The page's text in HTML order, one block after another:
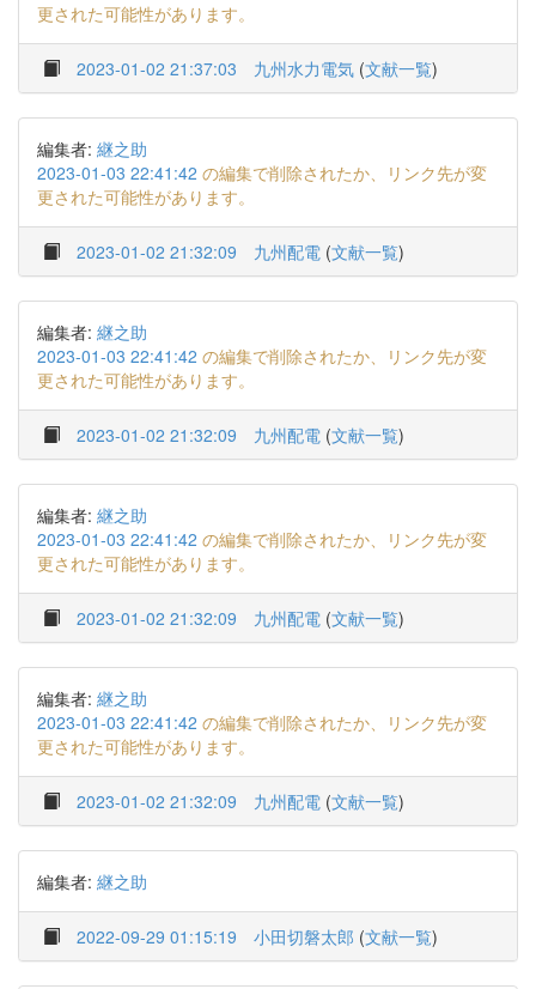
更された可能性があります。
2023-01-02 21:37:03 九州水力電気 (文献一覧)
編集者: 継之助
2023-01-03 22:41:42 の編集で削除されたか、リンク先が変
更された可能性があります。
2023-01-02 21:32:09 九州配電 (文献一覧)
編集者: 継之助
2023-01-03 22:41:42 の編集で削除されたか、リンク先が変
更された可能性があります。
2023-01-02 21:32:09 九州配電 (文献一覧)
編集者: 継之助
2023-01-03 22:41:42 の編集で削除されたか、リンク先が変
更された可能性があります。
2023-01-02 21:32:09 九州配電 (文献一覧)
編集者: 継之助
2023-01-03 22:41:42 の編集で削除されたか、リンク先が変
更された可能性があります。
2023-01-02 21:32:09 九州配電 (文献一覧)
編集者: 継之助
2022-09-29 01:15:19 小田切磐太郎 (文献一覧)